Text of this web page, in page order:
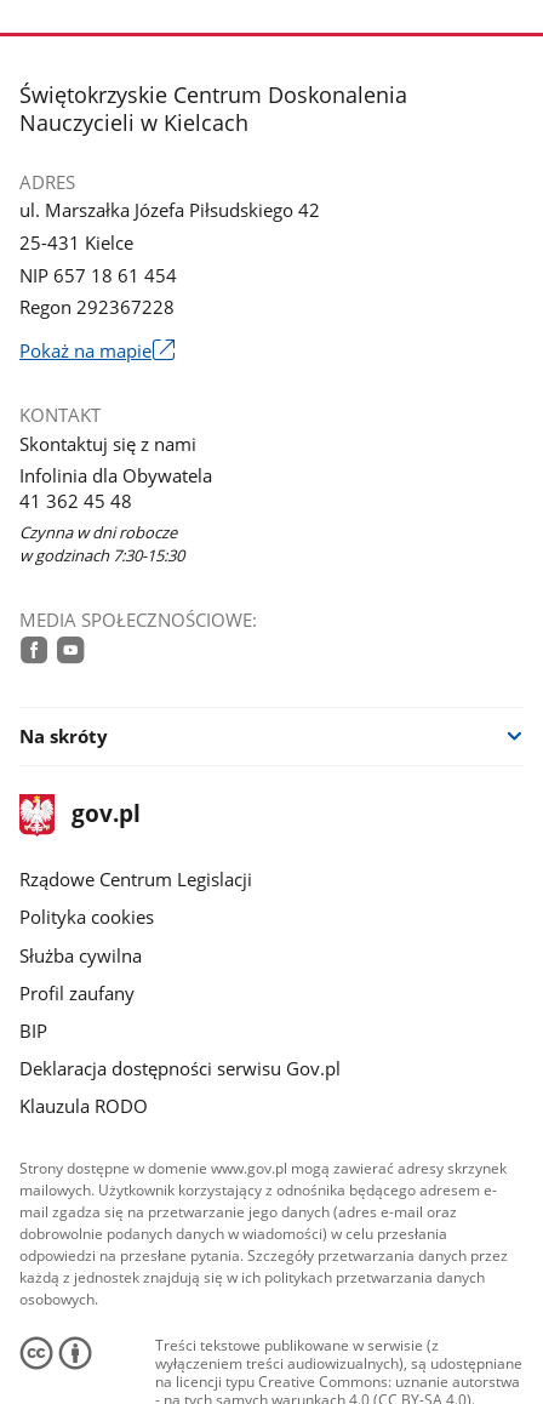
stopka
Świętokrzyskie Centrum Doskonalenia
Nauczycieli w Kielcach
ADRES
ul. Marszałka Józefa Piłsudskiego 42
25-431 Kielce
NIP 657 18 61 454
Regon 292367228
Pokaż na mapieLink
nowym
oknie
KONTAKT
Skontaktuj się z nami
Infolinia dla Obywatela
41 362 45 48
Czynna w dni robocze
w godzinach 7:30-15:30
MEDIA SPOŁECZNOŚCIOWE:
Na skróty
stopka
gov.plStrona
gov.pl
Rządowe Centrum Legislacji
Polityka cookies
Służba cywilna
Profil zaufany
BIP
Deklaracja dostępności serwisu Gov.pl
Klauzula RODO
Strony dostępne w domenie www.gov.pl mogą zawierać adresy skrzynek
mailowych. Użytkownik korzystający z odnośnika będącego adresem e-
mail zgadza się na przetwarzanie jego danych (adres e-mail oraz
dobrowolnie podanych danych w wiadomości) w celu przesłania
odpowiedzi na przesłane pytania. Szczegóły przetwarzania danych przez
każdą z jednostek znajdują się w ich politykach przetwarzania danych
osobowych.
Treści tekstowe publikowane w serwisie (z
wyłączeniem treści audiowizualnych), są udostępniane
na licencji typu Creative Commons: uznanie autorstwa
- na tych samych warunkach 4.0 (CC BY-SA 4.0).